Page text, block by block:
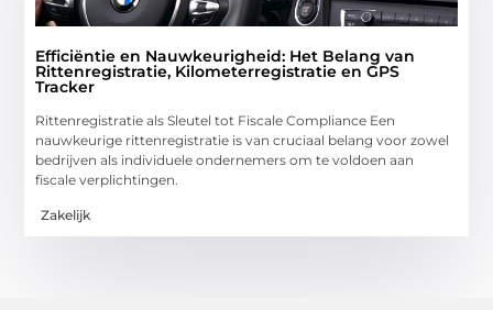
Efficiëntie en Nauwkeurigheid: Het Belang van
Rittenregistratie, Kilometerregistratie en GPS
Tracker
Rittenregistratie als Sleutel tot Fiscale Compliance Een
nauwkeurige rittenregistratie is van cruciaal belang voor zowel
bedrijven als individuele ondernemers om te voldoen aan
fiscale verplichtingen.
Zakelijk